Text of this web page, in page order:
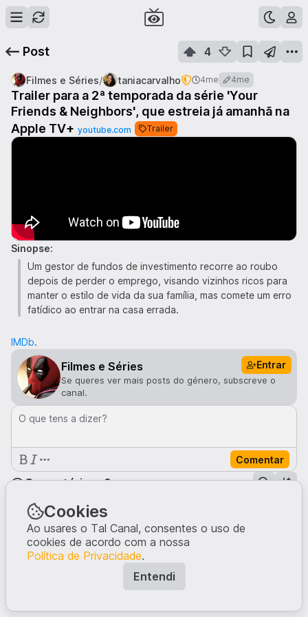
Post 4
Filmes e Séries/ taniacarvalho 4me 4me
Trailer para a 2ª temporada da série 'Your
Friends & Neighbors', que estreia já amanhã na
Apple TV+ youtube.com Trailer
Sinopse:
Um gestor de fundos de investimento recorre ao roubo
depois de perder o emprego, visando vizinhos ricos para
manter o estilo de vida da sua família, mas comete um erro
fatídico ao entrar na casa errada.
IMDb.
Filmes e Séries Entrar
Se queres ver mais posts do género, subscreve o
canal.
O que tens a dizer?
Comentar
Comentários · 0
Ninguém comentou neste post.
Escreve a tua opinião, dando início à conversa.
Cookies
Ao usares o Tal Canal, consentes o uso de
cookies de acordo com a nossa
Política de Privacidade.
Entendi